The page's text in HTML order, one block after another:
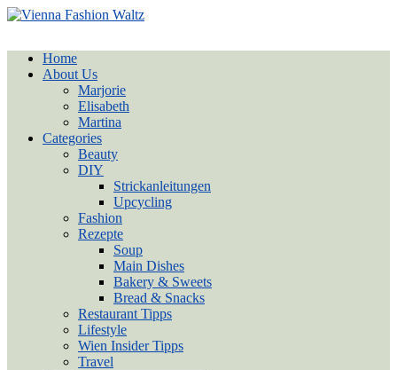
Home
About Us
Marjorie
Elisabeth
Martina
Categories
Beauty
DIY
Strickanleitungen
Upcycling
Fashion
Rezepte
Soup
Main Dishes
Bakery & Sweets
Bread & Snacks
Restaurant Tipps
Lifestyle
Wien Insider Tipps
Travel